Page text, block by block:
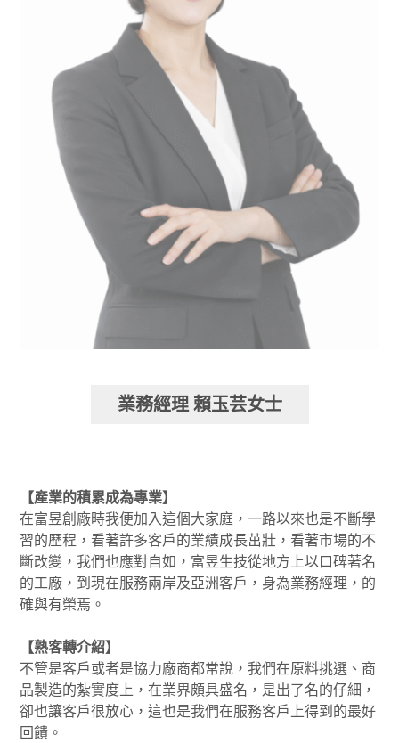
業務經理 賴玉芸女士
【產業的積累成為專業】
在富昱創廠時我便加入這個大家庭，一路以來也是不斷學
習的歷程，看著許多客戶的業績成長茁壯，看著市場的不
斷改變，我們也應對自如，富昱生技從地方上以口碑著名
的工廠，到現在服務兩岸及亞洲客戶，身為業務經理，的
確與有榮焉。
【熟客轉介紹】
不管是客戶或者是協力廠商都常說，我們在原料挑選、商
品製造的紮實度上，在業界頗具盛名，是出了名的仔細，
卻也讓客戶很放心，這也是我們在服務客戶上得到的最好
回饋。